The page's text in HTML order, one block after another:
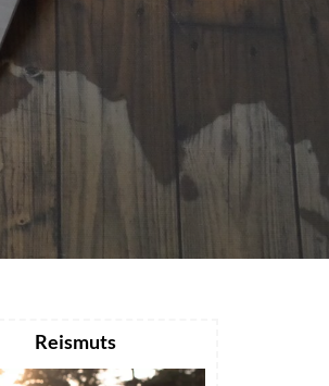
Reismuts